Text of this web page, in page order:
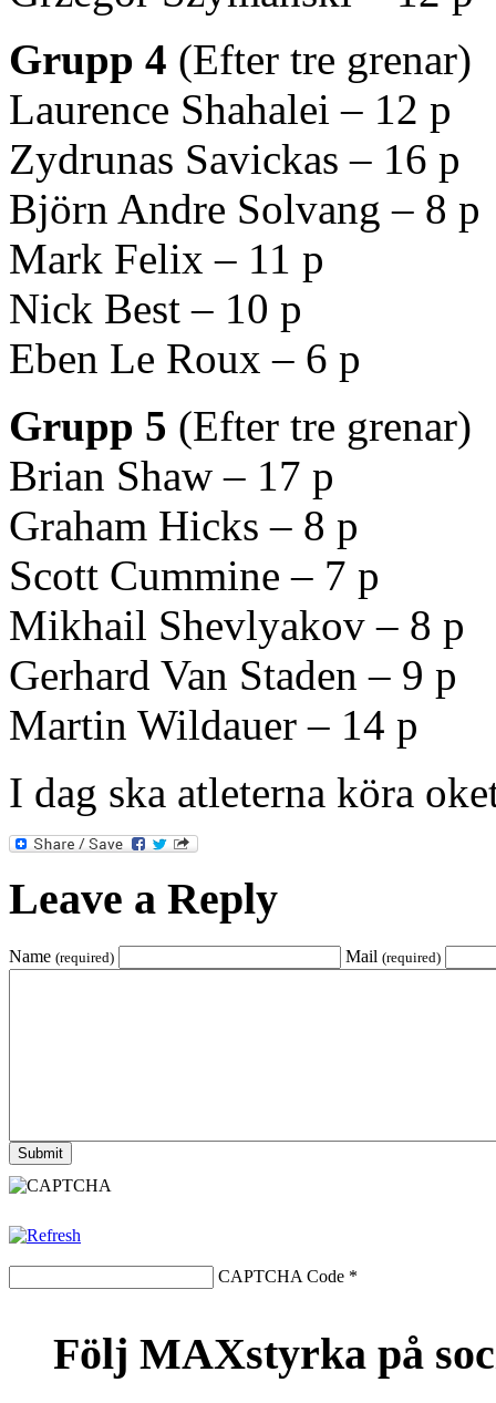
Grupp 4 (Efter tre grenar)
Laurence Shahalei – 12 p
Zydrunas Savickas – 16 p
Björn Andre Solvang – 8 p
Mark Felix – 11 p
Nick Best – 10 p
Eben Le Roux – 6 p
Grupp 5 (Efter tre grenar)
Brian Shaw – 17 p
Graham Hicks – 8 p
Scott Cummine – 7 p
Mikhail Shevlyakov – 8 p
Gerhard Van Staden – 9 p
Martin Wildauer – 14 p
I dag ska atleterna köra
Leave a Reply
Name (required) Mail (required)
CAPTCHA Code *
Följ MAXstyrka på